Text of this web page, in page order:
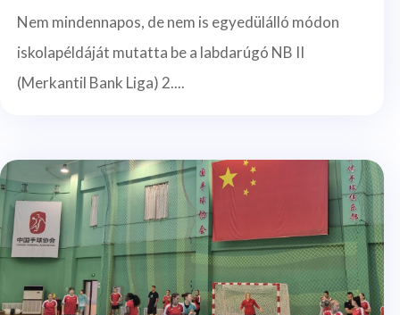
Nem mindennapos, de nem is egyedülálló módon
iskolapéldáját mutatta be a labdarúgó NB II
(Merkantil Bank Liga) 2....